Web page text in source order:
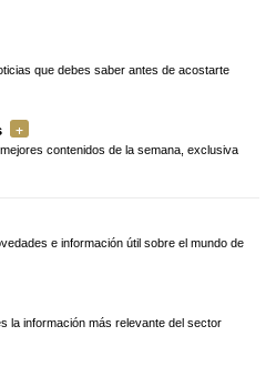
que debes saber antes de acostarte
contenidos de la semana, exclusiva
e información útil sobre el mundo de
la información más relevante del sector